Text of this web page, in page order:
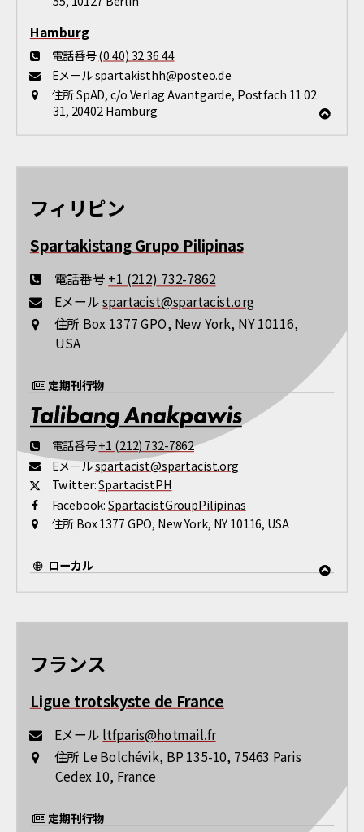
Hamburg
電話番号(0 40) 32 36 44
Eメールspartakisthh@posteo.de
住所SpAD, c/o Verlag Avantgarde, Postfach 11 02
31, 20402 Hamburg
フィリピン
Spartakistang Grupo Pilipinas
電話番号 +1 (212) 732-7862
Eメールspartacist@spartacist.org
住所 Box 1377 GPO, New York, NY 10116,
USA
定期刊行物
電話番号+1 (212) 732-7862
Eメールspartacist@spartacist.org
Twitter:SpartacistPH
Facebook: SpartacistGroupPilipinas
住所Box 1377 GPO, New York, NY 10116, USA
ローカル
フランス
Ligue trotskyste de France
Eメール ltfparis@hotmail.fr
住所 Le Bolchévik, BP 135-10, 75463 Paris
Cedex 10, France
定期刊行物